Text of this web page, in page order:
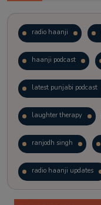
radio haanji
haanji podcast
latest punjabi podcast
laughter therapy
ranjodh singh
radio haanji updates
kitaab kahani